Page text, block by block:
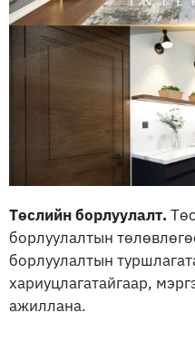
Төслийн борлуулалт.
борлуулалтын
борлуулалтын
хариуцлагатайгаар,
ажиллана.